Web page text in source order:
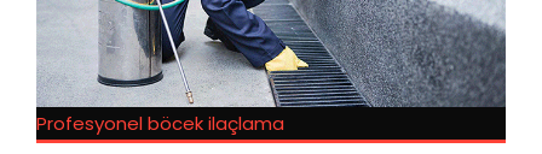
Profesyonel böcek ilaçlama